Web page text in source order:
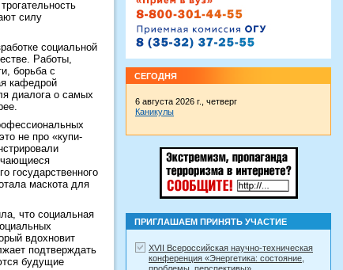
силу
социальной
Работы,
борьба с
кафедрой
диалога о самых
не про «купи-
государственного
маскота для
что социальная
вдохновит
подтверждать
будущие
СЕГОДНЯ
6 августа 2026 г., четверг
Каникулы
ПРИГЛАШАЕМ ПРИНЯТЬ УЧАСТИЕ
XVII Всероссийская научно-техническая
конференция «Энергетика: состояние,